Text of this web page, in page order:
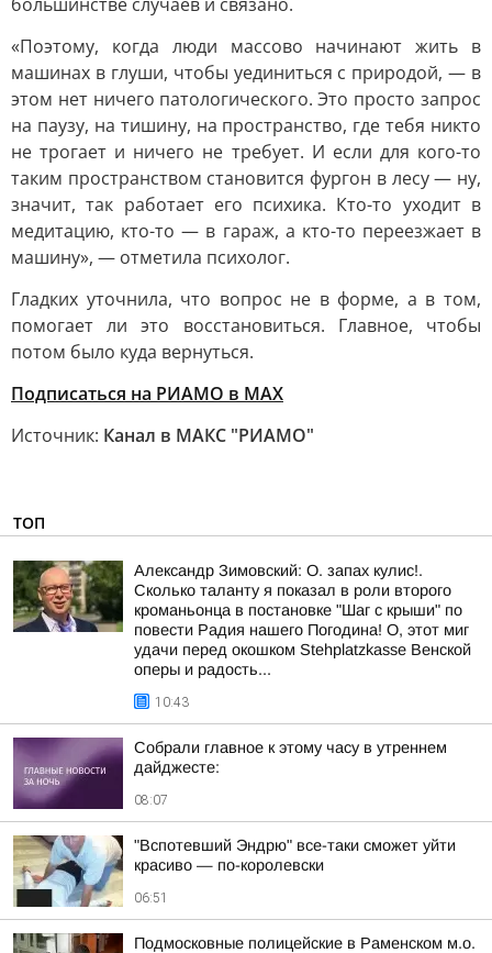
«Поэтому, когда люди массово начинают жить в
машинах в глуши, чтобы уединиться с природой, — в
этом нет ничего патологического. Это просто запрос
на паузу, на тишину, на пространство, где тебя никто
не трогает и ничего не требует. И если для кого-то
таким пространством становится фургон в лесу — ну,
значит, так работает его психика. Кто-то уходит в
медитацию, кто-то — в гараж, а кто-то переезжает в
машину», — отметила психолог.
Гладких уточнила, что вопрос не в форме, а в том,
помогает ли это восстановиться. Главное, чтобы
потом было куда вернуться.
Подписаться на РИАМО в MAX
Источник: Канал в МАКС "РИАМО"
ТОП
Александр Зимовский: О. запах кулис!.
Сколько таланту я показал в роли второго
кроманьонца в постановке "Шаг с крыши" по
повести Радия нашего Погодина! О, этот миг
удачи перед окошком Stehplatzkasse Венской
оперы и радость...
10:43
Собрали главное к этому часу в утреннем
дайджесте:
08:07
"Вспотевший Эндрю" все-таки сможет уйти
красиво — по-королевски
06:51
Подмосковные полицейские в Раменском м.о.